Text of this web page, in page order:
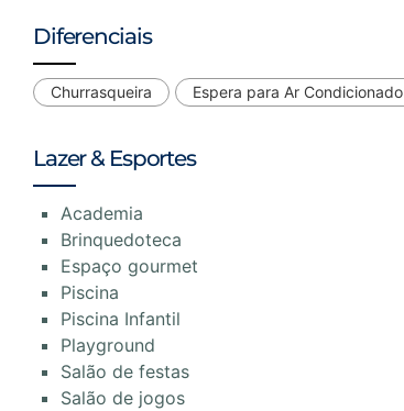
Diferenciais
Churrasqueira Espera para Ar Condicionado
Lazer & Esportes
Academia
Brinquedoteca
Espaço gourmet
Piscina
Piscina Infantil
Playground
Salão de festas
Salão de jogos